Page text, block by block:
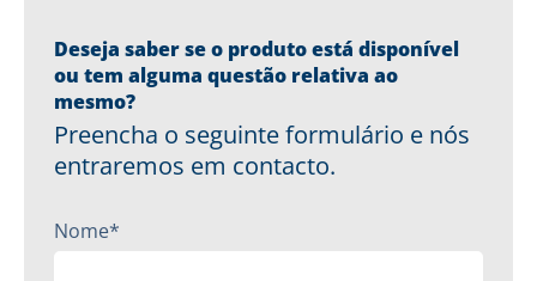
Deseja saber se o produto está disponível
ou tem alguma questão relativa ao
mesmo?
Preencha o seguinte formulário e nós
entraremos em contacto.
Nome*